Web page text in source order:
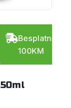
Besplatna
100KM